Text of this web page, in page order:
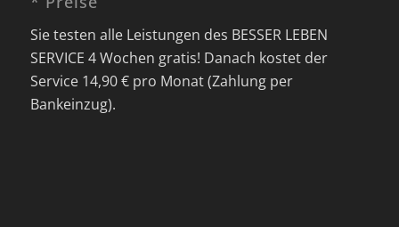
Sie testen alle Leistungen des BESSER LEBEN
SERVICE 4 Wochen gratis! Danach kostet der
Service 14,90 € pro Monat (Zahlung per
Bankeinzug).